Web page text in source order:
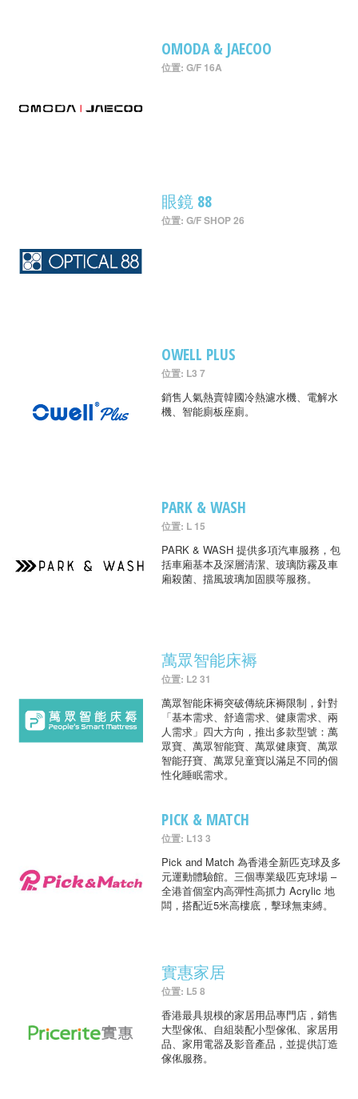
OMODA & JAECOO
位置: G/F 16A
眼鏡 88
位置: G/F SHOP 26
OWELL PLUS
位置: L3 7
銷售人氣熱賣韓國冷熱濾水機、電解水
機、智能廁板座廁。
PARK & WASH
位置: L 15
PARK & WASH 提供多項汽車服務，包
括車廂基本及深層清潔、玻璃防霧及車
廂殺菌、擋風玻璃加固膜等服務。
萬眾智能床褥
位置: L2 31
萬眾智能床褥突破傳統床褥限制，針對
「基本需求、舒適需求、健康需求、兩
人需求」四大方向，推出多款型號：萬
眾寶、萬眾智能寶、萬眾健康寶、萬眾
智能孖寶、萬眾兒童寶以滿足不同的個
性化睡眠需求。
PICK & MATCH
位置: L13 3
Pick and Match 為香港全新匹克球及多
元運動體驗館。三個專業級匹克球場 –
全港首個室内高彈性高抓力 Acrylic 地
闆，搭配近5米高樓底，擊球無束縛。
實惠家居
位置: L5 8
香港最具規模的家居用品專門店，銷售
大型傢俬、自組裝配小型傢俬、家居用
品、家用電器及影音產品，並提供訂造
傢俬服務。